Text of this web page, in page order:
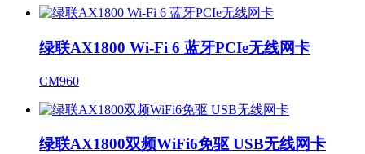
绿联AX1800 Wi-Fi 6 蓝牙PCIe无线网卡
CM960
绿联AX1800双频WiFi6免驱 USB无线网卡